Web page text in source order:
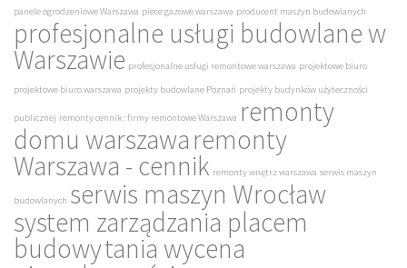
panele ogrodzeniowe Warszawa piece gazowe warszawa producent maszyn budowlanych
profesjonalne usługi budowlane w
Warszawie profesjonalne usługi remontowe warszawa projektowe biuro
projektowe biuro warszawa projekty budowlane Poznań projekty budynków użyteczności
publicznej remonty cennik : firmy remontowe Warszawa remonty
domu warszawaremonty
Warszawa - cennik remonty wnętrz warszawa serwis maszyn
budowlanych serwis maszyn Wrocław
system zarządzania placem
budowytania wycena